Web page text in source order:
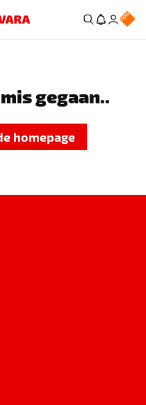
gegaan..
homepage